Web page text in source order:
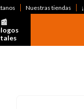
Nuestras tiendas